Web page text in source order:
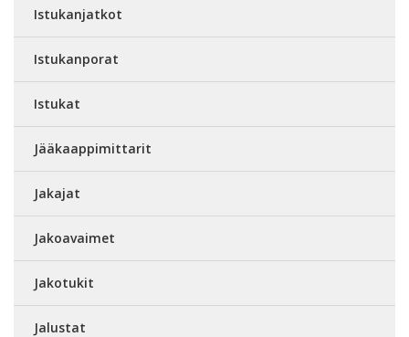
Istukanjatkot
Istukanporat
Istukat
Jääkaappimittarit
Jakajat
Jakoavaimet
Jakotukit
Jalustat